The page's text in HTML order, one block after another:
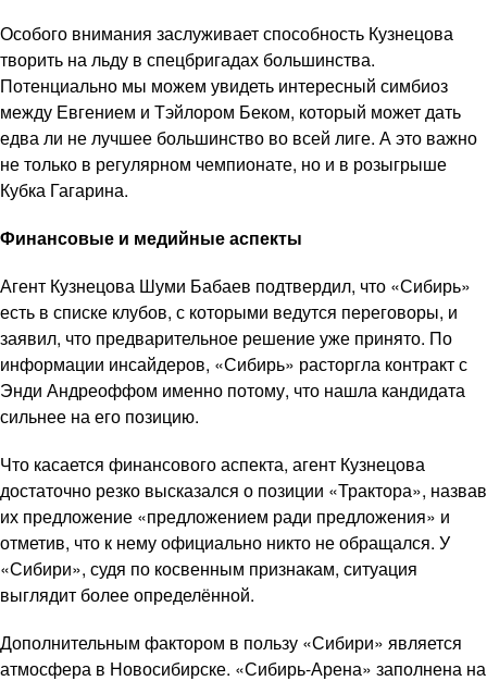
Особого внимания заслуживает способность Кузнецова
творить на льду в спецбригадах большинства.
Потенциально мы можем увидеть интересный симбиоз
между Евгением и Тэйлором Беком, который может дать
едва ли не лучшее большинство во всей лиге. А это важно
не только в регулярном чемпионате, но и в розыгрыше
Кубка Гагарина.
Финансовые и медийные аспекты
Агент Кузнецова Шуми Бабаев подтвердил, что «Сибирь»
есть в списке клубов, с которыми ведутся переговоры, и
заявил, что предварительное решение уже принято. По
информации инсайдеров, «Сибирь» расторгла контракт с
Энди Андреоффом именно потому, что нашла кандидата
сильнее на его позицию.
Что касается финансового аспекта, агент Кузнецова
достаточно резко высказался о позиции «Трактора», назвав
их предложение «предложением ради предложения» и
отметив, что к нему официально никто не обращался. У
«Сибири», судя по косвенным признакам, ситуация
выглядит более определённой.
Дополнительным фактором в пользу «Сибири» является
атмосфера в Новосибирске. «Сибирь-Арена» заполнена на